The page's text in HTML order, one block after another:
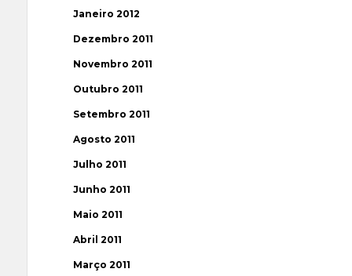
Janeiro 2012
Dezembro 2011
Novembro 2011
Outubro 2011
Setembro 2011
Agosto 2011
Julho 2011
Junho 2011
Maio 2011
Abril 2011
Março 2011